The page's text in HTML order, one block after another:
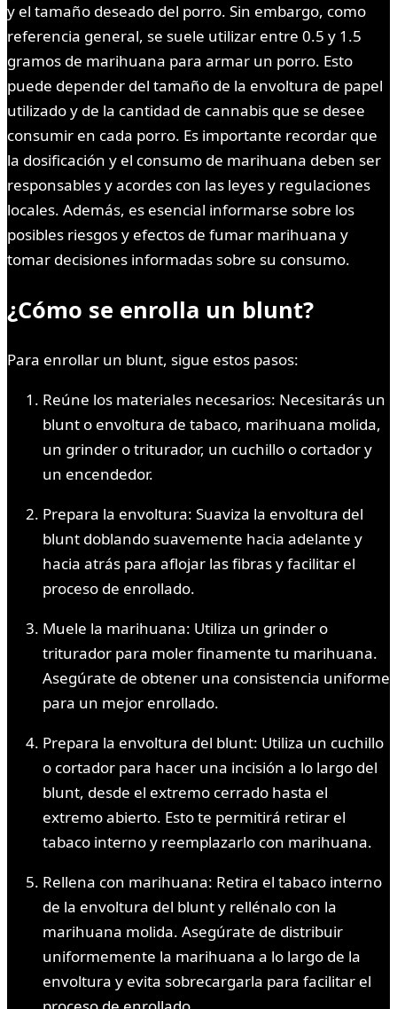
y el tamaño deseado del porro. Sin embargo, como
referencia general, se suele utilizar entre 0.5 y 1.5
gramos de marihuana para armar un porro. Esto
puede depender del tamaño de la envoltura de papel
utilizado y de la cantidad de cannabis que se desee
consumir en cada porro. Es importante recordar que
la dosificación y el consumo de marihuana deben ser
responsables y acordes con las leyes y regulaciones
locales. Además, es esencial informarse sobre los
posibles riesgos y efectos de fumar marihuana y
tomar decisiones informadas sobre su consumo.
¿Cómo se enrolla un blunt?
Para enrollar un blunt, sigue estos pasos:
Reúne los materiales necesarios: Necesitarás un
blunt o envoltura de tabaco, marihuana molida,
un grinder o triturador, un cuchillo o cortador y
un encendedor.
Prepara la envoltura: Suaviza la envoltura del
blunt doblando suavemente hacia adelante y
hacia atrás para aflojar las fibras y facilitar el
proceso de enrollado.
Muele la marihuana: Utiliza un grinder o
triturador para moler finamente tu marihuana.
Asegúrate de obtener una consistencia uniforme
para un mejor enrollado.
Prepara la envoltura del blunt: Utiliza un cuchillo
o cortador para hacer una incisión a lo largo del
blunt, desde el extremo cerrado hasta el
extremo abierto. Esto te permitirá retirar el
tabaco interno y reemplazarlo con marihuana.
Rellena con marihuana: Retira el tabaco interno
de la envoltura del blunt y rellénalo con la
marihuana molida. Asegúrate de distribuir
uniformemente la marihuana a lo largo de la
envoltura y evita sobrecargarla para facilitar el